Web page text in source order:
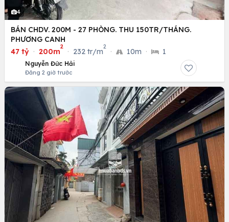
4
BÁN CHDV. 200M - 27 PHÒNG. THU 150TR/THÁNG.
PHƯƠNG CANH
47 tỷ · 200m
2
· 232 tr/m
2
· 10m · 1
Nguyễn Đức Hải
Đăng 2 giờ trước